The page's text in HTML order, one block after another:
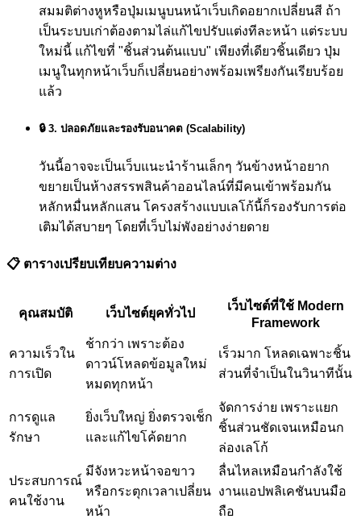
สมมติต่างหูหรือปุ่มเมนูบนหน้าเว็บเกิดอยากเปลี่ยนสี ถ้า
เป็นระบบเก่าต้องตามไล่แก้ไขปรับแต่งทีละหน้า แต่ระบบ
ใหม่นี้ แก้ไขที่ "ชิ้นส่วนต้นแบบ" เพียงที่เดียวชิ้นเดียว ปุ่ม
เมนูในทุกหน้าเว็บก็เปลี่ยนอย่างพร้อมเพรียงกันเรียบร้อย
แล้ว
🔒 3. ปลอดภัยและรองรับอนาคต (Scalability)
วันนี้อาจจะเป็นเว็บแนะนำร้านเล็กๆ วันข้างหน้าอยาก
ขยายเป็นห้างสรรพสินค้าออนไลน์ที่มีคนเข้าพร้อมกัน
หลักหมื่นหลักแสน โครงสร้างแบบเลโก้นี้ก็รองรับการต่อ
เติมได้สบายๆ โดยที่เว็บไม่พังอย่างง่ายดาย
📋 ตารางเปรียบเทียบความต่าง
คุณสมบัติ เว็บไซต์ยุคทั่วไป
เว็บไซต์ที่ใช้ Modern
Framework
ความเร็วใน
การเปิด
ช้ากว่า เพราะต้อง
ดาวน์โหลดข้อมูลใหม่
หมดทุกหน้า
เร็วมาก โหลดเฉพาะชิ้น
ส่วนที่จำเป็นในวินาทีนั้น
การดูแล
รักษา
ยิ่งเว็บใหญ่ ยิ่งตรวจเช็ก
และแก้ไขโค้ดยาก
จัดการง่าย เพราะแยก
ชิ้นส่วนชัดเจนเหมือนก
ล่องเลโก้
ประสบการณ์
คนใช้งาน
มีจังหวะหน้าจอขาว
หรือกระตุกเวลาเปลี่ยน
หน้า
ลื่นไหลเหมือนกำลังใช้
งานแอปพลิเคชันบนมือ
ถือ